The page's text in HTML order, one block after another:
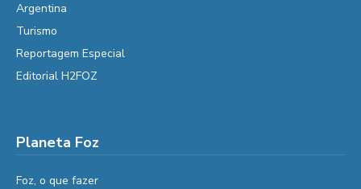
Argentina
Turismo
Reportagem Especial
Editorial H2FOZ
Planeta Foz
Foz, o que fazer